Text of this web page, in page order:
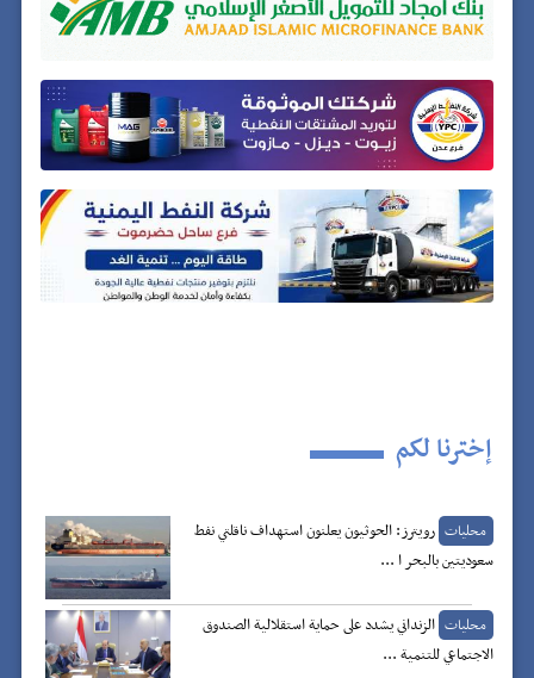
إخترنا لكم
محليات رويترز: الحوثيون يعلنون استهداف ناقلتي نفط
سعوديتين بالبحر ا ...
محليات الزنداني يشدد على حماية استقلالية الصندوق
الاجتماعي للتنمية ...